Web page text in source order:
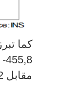
كما
455,8
-
مقابل